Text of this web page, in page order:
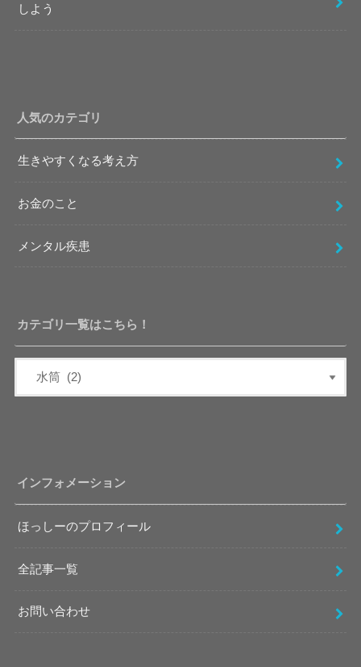
しよう
人気のカテゴリ
生きやすくなる考え方
お金のこと
メンタル疾患
カテゴリ一覧はこちら！
インフォメーション
ほっしーのプロフィール
全記事一覧
お問い合わせ